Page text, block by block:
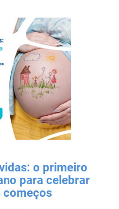
SÃO OBRIGATÓRIOS.
o primeiro
para celebrar
começos